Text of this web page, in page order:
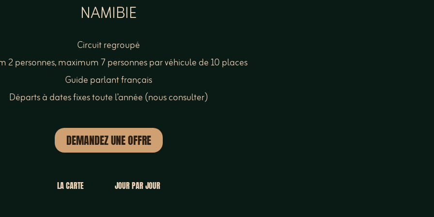
NAMIBIE
Circuit regroupé
2 personnes, maximum 7 personnes par véhicule de 10 places
Guide parlant français
Départs à dates fixes toute l’année (nous consulter)
DEMANDEZ UNE OFFRE
LA CARTE JOUR PAR JOUR